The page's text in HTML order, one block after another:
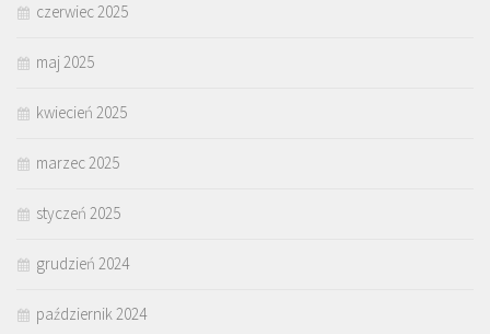
czerwiec 2025
maj 2025
kwiecień 2025
marzec 2025
styczeń 2025
grudzień 2024
październik 2024